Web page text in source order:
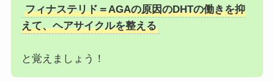
フィナステリド＝AGAの原因のDHTの働きを抑
えて、ヘアサイクルを整える
と覚えましょう！